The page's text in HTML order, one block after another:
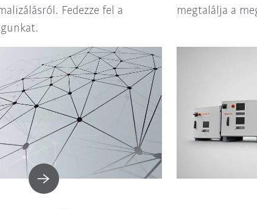
Fedezze fel a
megtalálja a